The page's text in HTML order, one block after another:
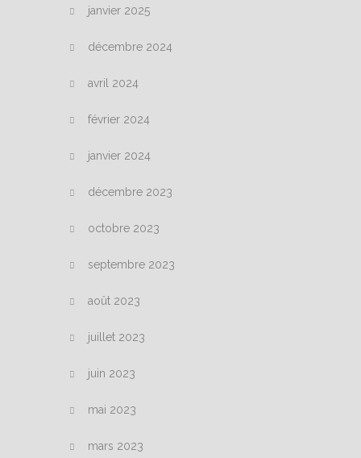
janvier 2025
décembre 2024
avril 2024
février 2024
janvier 2024
décembre 2023
octobre 2023
septembre 2023
août 2023
juillet 2023
juin 2023
mai 2023
mars 2023